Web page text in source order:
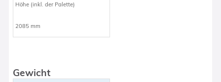
Höhe (inkl. der Palette)
2085 mm
Gewicht